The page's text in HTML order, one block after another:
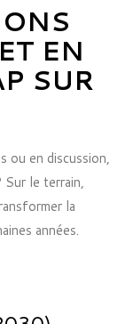
EN
SUR
ou en discussion,
Sur le terrain,
la
années.